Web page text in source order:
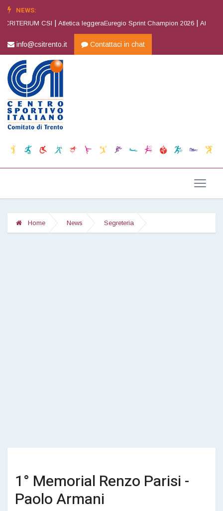
NEWS:
CSI |Atletica leggeraEuregio Sprint Champion 2026 |Atletica
info@csitrento.it Contattaci in chat
Home News Segreteria
1° Memorial Renzo Parisi -
Paolo Armani